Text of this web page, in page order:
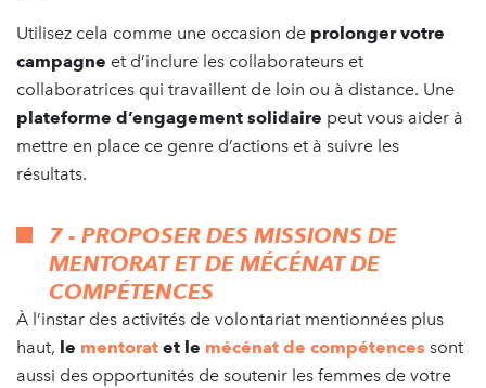
Utilisez cela comme une occasion de prolonger votre
campagne et d’inclure les collaborateurs et
collaboratrices qui travaillent de loin ou à distance. Une
plateforme d’engagement solidaire peut vous aider à
mettre en place ce genre d’actions et à suivre les
résultats.
7 - PROPOSER DES MISSIONS DE
MENTORAT ET DE MÉCÉNAT DE
COMPÉTENCES
À l’instar des activités de volontariat mentionnées plus
haut, le mentorat et le mécénat de compétences sont
aussi des opportunités de soutenir les femmes de votre